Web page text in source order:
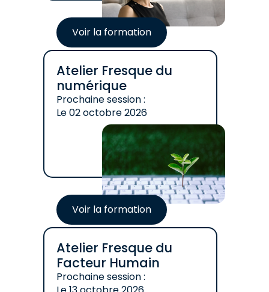
Voir la formation
Atelier Fresque du
numérique
Prochaine session :
Le02 octobre 2026
Voir la formation
Atelier Fresque du
Facteur Humain
Prochaine session :